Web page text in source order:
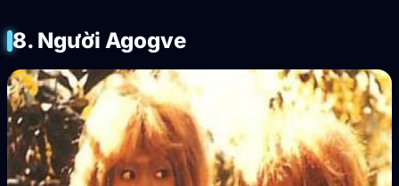
8. Người Agogve